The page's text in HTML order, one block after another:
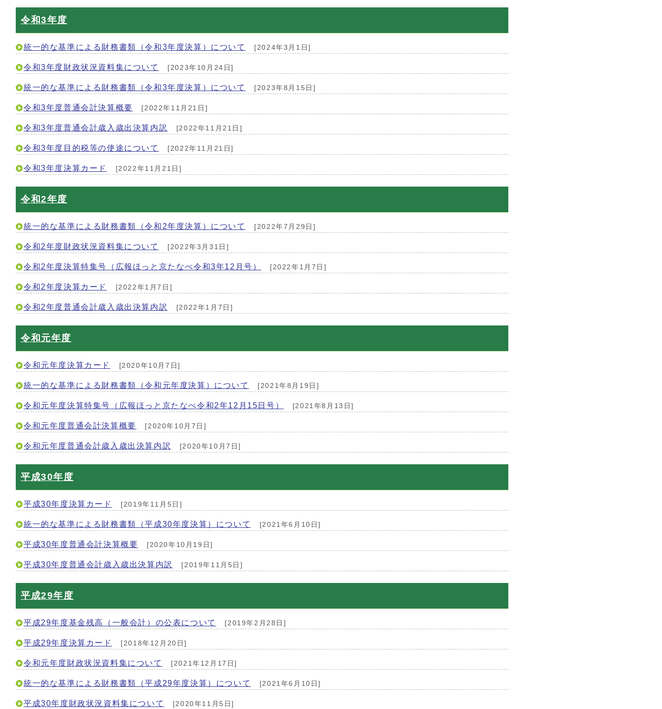
令和3年度
統一的な基準による財務書類（令和3年度決算）について [2024年3月1日]
令和3年度財政状況資料集について [2023年10月24日]
統一的な基準による財務書類（令和3年度決算）について [2023年8月15日]
令和3年度普通会計決算概要 [2022年11月21日]
令和3年度普通会計歳入歳出決算内訳 [2022年11月21日]
令和3年度目的税等の使途について [2022年11月21日]
令和3年度決算カード [2022年11月21日]
令和2年度
統一的な基準による財務書類（令和2年度決算）について [2022年7月29日]
令和2年度財政状況資料集について [2022年3月31日]
令和2年度決算特集号（広報ほっと京たなべ令和3年12月号） [2022年1月7日]
令和2年度決算カード [2022年1月7日]
令和2年度普通会計歳入歳出決算内訳 [2022年1月7日]
令和元年度
令和元年度決算カード [2020年10月7日]
統一的な基準による財務書類（令和元年度決算）について [2021年8月19日]
令和元年度決算特集号（広報ほっと京たなべ令和2年12月15日号） [2021年8月13日]
令和元年度普通会計決算概要 [2020年10月7日]
令和元年度普通会計歳入歳出決算内訳 [2020年10月7日]
平成30年度
平成30年度決算カード [2019年11月5日]
統一的な基準による財務書類（平成30年度決算）について [2021年6月10日]
平成30年度普通会計決算概要 [2020年10月19日]
平成30年度普通会計歳入歳出決算内訳 [2019年11月5日]
平成29年度
平成29年度基金残高（一般会計）の公表について [2019年2月28日]
平成29年度決算カード [2018年12月20日]
令和元年度財政状況資料集について [2021年12月17日]
統一的な基準による財務書類（平成29年度決算）について [2021年6月10日]
平成30年度財政状況資料集について [2020年11月5日]